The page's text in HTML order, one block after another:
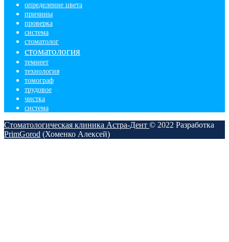
определение цвета
причины
проверка
система
стоматолог
стоматология
темнеет
технология
томограф
трудовое
чистка
​система
Стоматологическая клиника Астра-Дент © 2022 Разработка
PrimGorod (Хоменко Алексей)